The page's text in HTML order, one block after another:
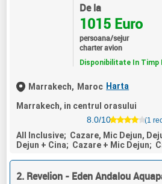
De la
1015 Euro
persoana/sejur
charter avion
Disponibilitate In Timp
Marrakech, Maroc Harta
Marrakech, in centrul orasului
8.0/10
(1
All Inclusive; Cazare, Mic Dejun,
Dejun + Cina; Cazare + Mic Dejun;
2. Revelion - Eden Andalou